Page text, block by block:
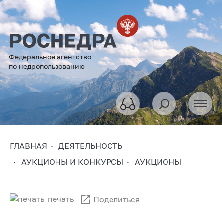
Федеральное агентство
по недропользованию
ГЛАВНАЯ
ДЕЯТЕЛЬНОСТЬ
АУКЦИОНЫ И КОНКУРСЫ
АУКЦИОНЫ
печать Поделиться